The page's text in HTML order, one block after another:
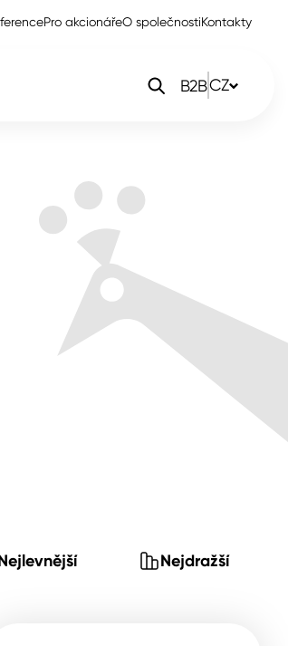
Pro akcionářeO společnostiKontakty
B2BCZ
EN
Nejdražší